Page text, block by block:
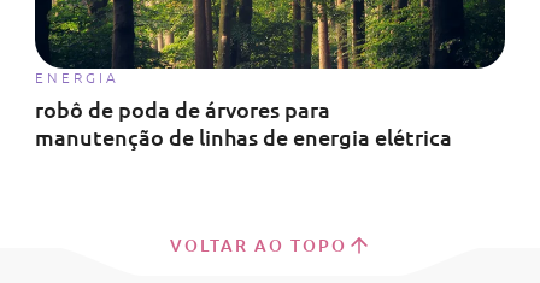
robô de poda de árvores para
manutenção de linhas de energia elétrica
ENERGIA
VOLTAR AO TOPO